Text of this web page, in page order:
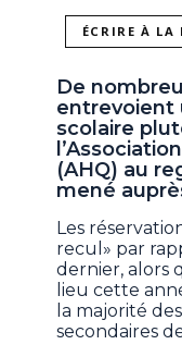
ÉCRIRE À LA
De
entrevoient
scolaire
(AHQ) au
mené
Les
recul» par
dernier, alors
lieu cette
la majorité
secondaires